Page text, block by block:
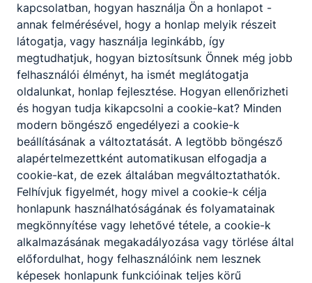
Partnereink
kapcsolatban, hogyan használja Ön a honlapot -
annak felmérésével, hogy a honlap melyik részeit
látogatja, vagy használja leginkább, így
megtudhatjuk, hogyan biztosítsunk Önnek még jobb
felhasználói élményt, ha ismét meglátogatja
oldalunkat, honlap fejlesztése. Hogyan ellenőrizheti
és hogyan tudja kikapcsolni a cookie-kat? Minden
modern böngésző engedélyezi a cookie-k
beállításának a változtatását. A legtöbb böngésző
alapértelmezettként automatikusan elfogadja a
cookie-kat, de ezek általában megváltoztathatók.
Felhívjuk figyelmét, hogy mivel a cookie-k célja
honlapunk használhatóságának és folyamatainak
megkönnyítése vagy lehetővé tétele, a cookie-k
alkalmazásának megakadályozása vagy törlése által
előfordulhat, hogy felhasználóink nem lesznek
képesek honlapunk funkcióinak teljes körű